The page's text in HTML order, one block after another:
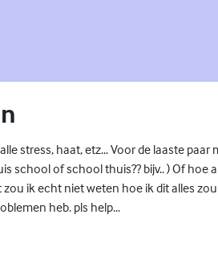
stress, haat, etz... Voor de laaste
school of school thuis?? bijv.. ) Of hoe
ik echt niet weten hoe ik dit alles
heb. pls help...